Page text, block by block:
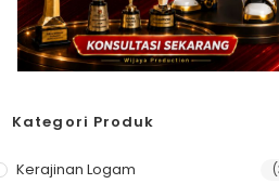
Kategori Produk
Kerajinan Logam